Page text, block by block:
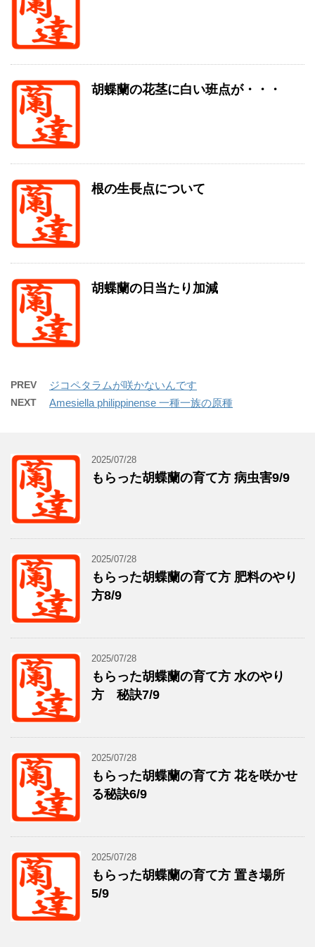
胡蝶蘭の花茎に白い班点が・・・
根の生長点について
胡蝶蘭の日当たり加減
PREV ジコペタラムが咲かないんです
NEXT Amesiella philippinense 一種一族の原種
2025/07/28
もらった胡蝶蘭の育て方 病虫害9/9
2025/07/28
もらった胡蝶蘭の育て方 肥料のやり
方8/9
2025/07/28
もらった胡蝶蘭の育て方 水のやり
方 秘訣7/9
2025/07/28
もらった胡蝶蘭の育て方 花を咲かせ
る秘訣6/9
2025/07/28
もらった胡蝶蘭の育て方 置き場所
5/9